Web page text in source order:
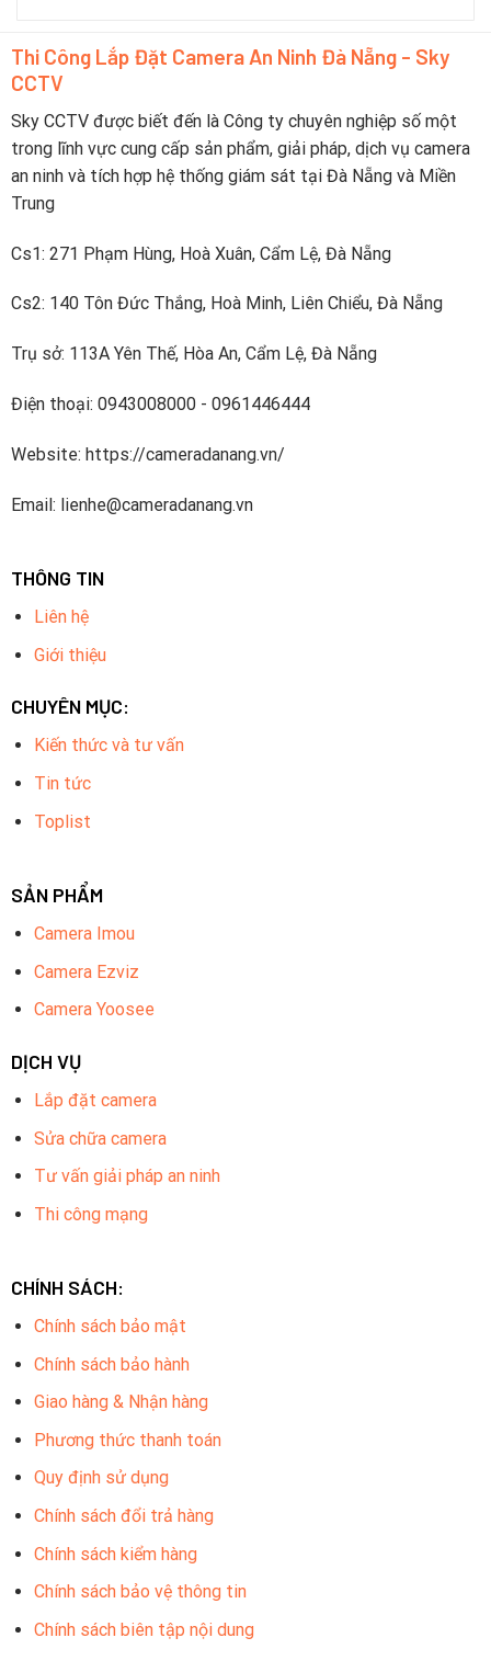
trực
tiếp
thoại
pin
dưới
2
tiếng
Thi Công Lắp Đặt Camera An Ninh Đà Nẵng - Sky
CCTV
Sky CCTV được biết đến là Công ty chuyên nghiệp số một
trong lĩnh vực cung cấp sản phẩm, giải pháp, dịch vụ camera
an ninh và tích hợp hệ thống giám sát tại Đà Nẵng và Miền
Trung
Cs1: 271 Phạm Hùng, Hoà Xuân, Cẩm Lệ, Đà Nẵng
Cs2: 140 Tôn Đức Thắng, Hoà Minh, Liên Chiểu, Đà Nẵng
Trụ sở: 113A Yên Thế, Hòa An, Cẩm Lệ, Đà Nẵng
Điện thoại: 0943008000 - 0961446444
Website: https://cameradanang.vn/
Email: lienhe@cameradanang.vn
THÔNG TIN
Liên hệ
Giới thiệu
CHUYÊN MỤC:
Kiến thức và tư vấn
Tin tức
Toplist
SẢN PHẨM
Camera Imou
Camera Ezviz
Camera Yoosee
DỊCH VỤ
Lắp đặt camera
Sửa chữa camera
Tư vấn giải pháp an ninh
Thi công mạng
CHÍNH SÁCH:
Chính sách bảo mật
Chính sách bảo hành
Giao hàng & Nhận hàng
Phương thức thanh toán
Quy định sử dụng
Chính sách đổi trả hàng
Chính sách kiểm hàng
Chính sách bảo vệ thông tin
Chính sách biên tập nội dung